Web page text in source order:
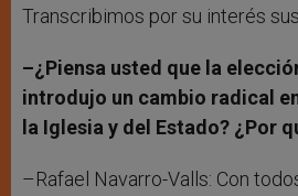
Transcribimos por su interés
–¿Piensa usted que la
introdujo un cambio radical
la Iglesia y del Estado? ¿Por
–Rafael Navarro-Valls: Con